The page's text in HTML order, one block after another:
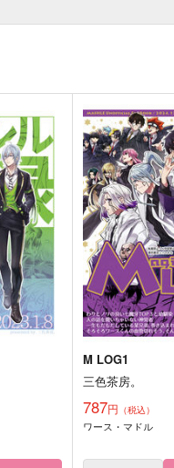
M LOG1
三色茶房。
787円 （税込）
ワース・マドル